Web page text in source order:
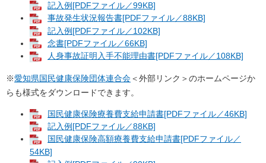
記入例[PDFファイル／99KB]
事故発生状況報告書[PDFファイル／88KB]
記入例[PDFファイル／102KB]
念書[PDFファイル／66KB]
人身事故証明入手不能理由書[PDFファイル／108KB]
※愛知県国民健康保険団体連合会＜外部リンク＞のホームページか
らも様式をダウンロードできます。
国民健康保険療養費支給申請書[PDFファイル／46KB]
記入例[PDFファイル／88KB]
国民健康保険高額療養費支給申請書[PDFファイル／
54KB]